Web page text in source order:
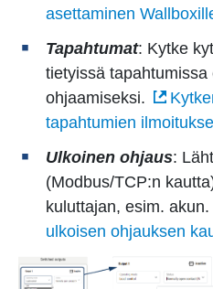
asettaminen
Tapahtumat: Kytke
tietyissä
ohjaamiseksi.
tapahtumien
Ulkoinen ohjaus:
(Modbus/TCP:n
kuluttajan, esim. akun.
ulkoisen ohjauksen